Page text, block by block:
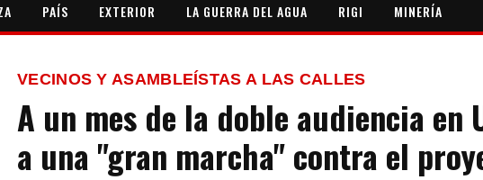
PAÍS EXTERIOR LA GUERRA DEL AGUA RIGI MINERÍA
VECINOS Y ASAMBLEÍSTAS A LAS CALLES
A un mes de la doble audiencia en
a una "gran marcha" contra el